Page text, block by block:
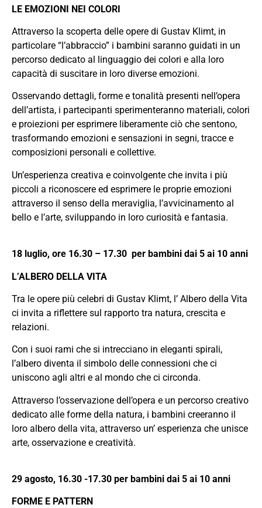
LE EMOZIONI NEI COLORI
Attraverso la scoperta delle opere di Gustav Klimt, in
particolare “l’abbraccio” i bambini saranno guidati in un
percorso dedicato al linguaggio dei colori e alla loro
capacità di suscitare in loro diverse emozioni.
Osservando dettagli, forme e tonalità presenti nell’opera
dell’artista, i partecipanti sperimenteranno materiali, colori
e proiezioni per esprimere liberamente ciò che sentono,
trasformando emozioni e sensazioni in segni, tracce e
composizioni personali e collettive.
Un’esperienza creativa e coinvolgente che invita i più
piccoli a riconoscere ed esprimere le proprie emozioni
attraverso il senso della meraviglia, l’avvicinamento al
bello e l’arte, sviluppando in loro curiosità e fantasia.
18 luglio, ore 16.30 – 17.30 per bambini dai 5 ai 10 anni
L’ALBERO DELLA VITA
Tra le opere più celebri di Gustav Klimt, l’ Albero della Vita
ci invita a riflettere sul rapporto tra natura, crescita e
relazioni.
Con i suoi rami che si intrecciano in eleganti spirali,
l’albero diventa il simbolo delle connessioni che ci
uniscono agli altri e al mondo che ci circonda.
Attraverso l’osservazione dell’opera e un percorso creativo
dedicato alle forme della natura, i bambini creeranno il
loro albero della vita, attraverso un’ esperienza che unisce
arte, osservazione e creatività.
29 agosto, 16.30 -17.30 per bambini dai 5 ai 10 anni
FORME E PATTERN